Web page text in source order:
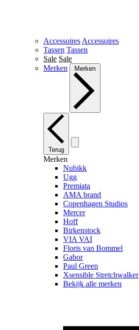
Accessoires Accessoires
Tassen Tassen
Sale Sale
Merken
Merken
Terug
Merken
Nubikk
Ugg
Premiata
AMA brand
Copenhagen Studios
Mercer
Hoff
Birkenstock
VIA VAI
Floris van Bommel
Gabor
Paul Green
Xsensible Stretchwalker
Bekijk alle merken